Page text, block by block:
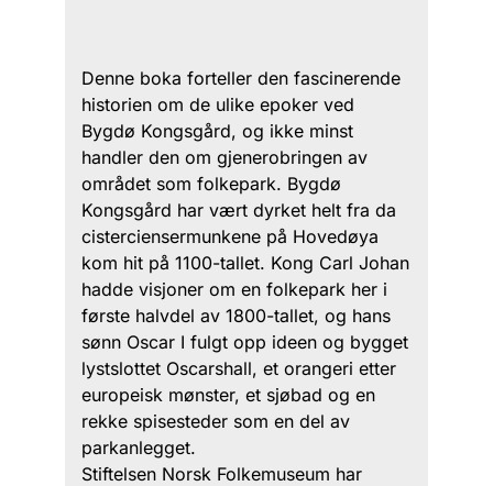
Denne boka forteller den fascinerende
historien om de ulike epoker ved
Bygdø Kongsgård, og ikke minst
handler den om gjenerobringen av
området som folkepark. Bygdø
Kongsgård har vært dyrket helt fra da
cisterciensermunkene på Hovedøya
kom hit på 1100-tallet. Kong Carl Johan
hadde visjoner om en folkepark her i
første halvdel av 1800-tallet, og hans
sønn Oscar I fulgt opp ideen og bygget
lystslottet Oscarshall, et orangeri etter
europeisk mønster, et sjøbad og en
rekke spisesteder som en del av
parkanlegget.
Stiftelsen Norsk Folkemuseum har